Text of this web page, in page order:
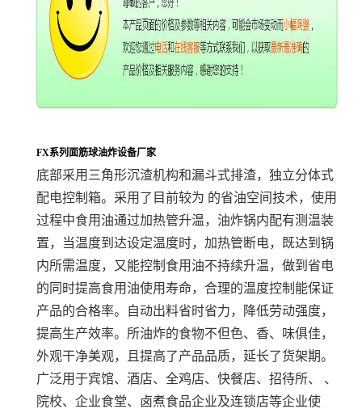
FX系列面筋球油炸设备厂家
底部采用三角形沉渣机构和漏斗式排渣，独立分体式
配电控制箱。采用了目前较为 的省油空间技术，使用
过程中食用油通过加热管升温，油炸锅内配有测温装
置，当温度到达设定温度时，加热管断电，既达到锅
内所需温度，又能控制食用油不持续升温，做到省电
的同时提高食用油使用寿命，合理的温度控制能保证
产品的合格率。自动出料省时省力，降低劳动强度，
提高生产效率。所油炸的食物不但色、香、味俱佳，
外观干净美观，且提高了产品品质，延长了货架期。
广泛用于宾馆、酒店、全鸡店、快餐店、招待所、 、
院校、企业食堂、卤煮食品企业及连锁店等企业使